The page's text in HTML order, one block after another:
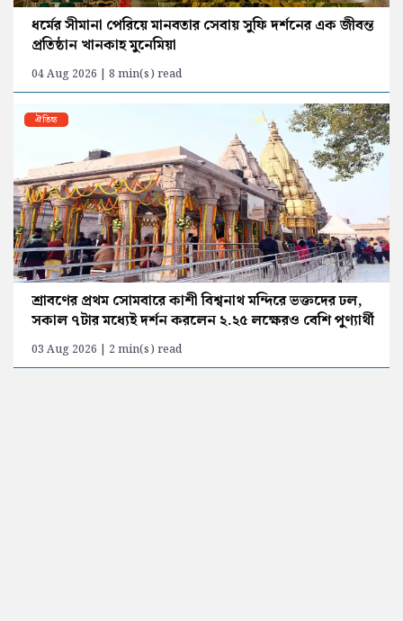
ধর্মের সীমানা পেরিয়ে মানবতার সেবায় সুফি দর্শনের এক জীবন্ত
প্রতিষ্ঠান খানকাহ মুনেমিয়া
04 Aug 2026 | 8 min(s) read
ঐতিহ্য
শ্রাবণের প্রথম সোমবারে কাশী বিশ্বনাথ মন্দিরে ভক্তদের ঢল,
সকাল ৭টার মধ্যেই দর্শন করলেন ২.২৫ লক্ষেরও বেশি পুণ্যার্থী
03 Aug 2026 | 2 min(s) read